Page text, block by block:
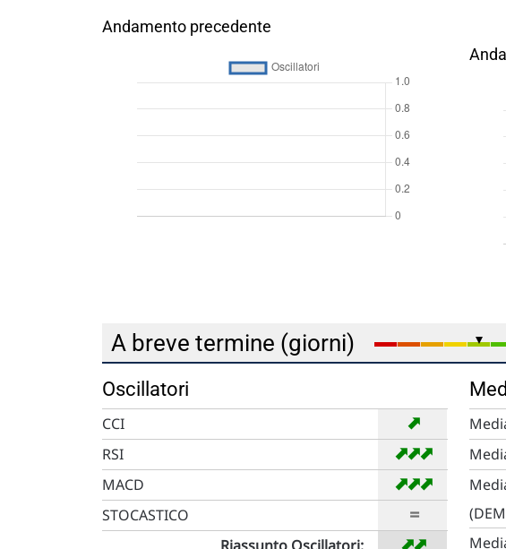
Andamento precedente
A breve termine (giorni)
Oscillatori
CCI ➡
RSI ➡
➡
➡
MACD ➡
➡
➡
STOCASTICO =